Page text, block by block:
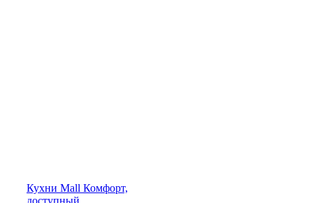
Кухни Mall Комфорт,
доступный